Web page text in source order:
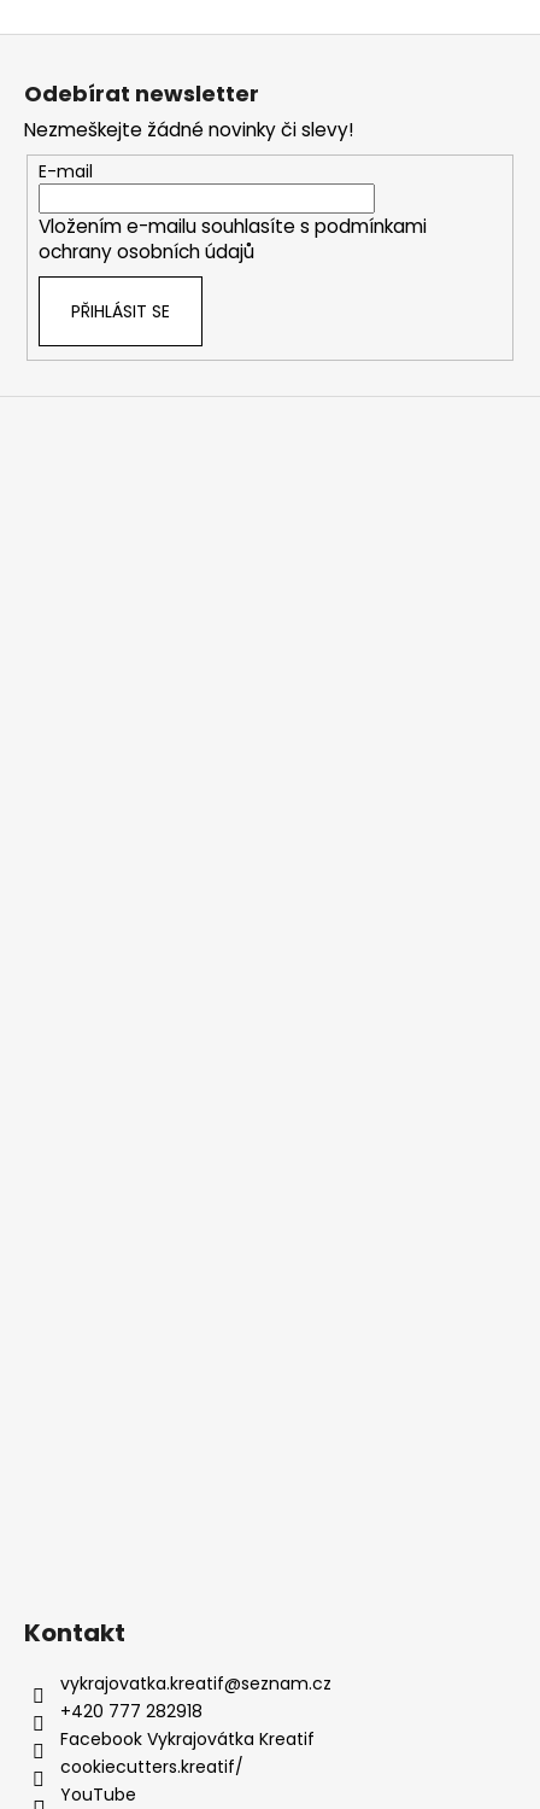
Z
Odebírat newsletter
Nezmeškejte žádné novinky či slevy!
E-mail
Vložením e-mailu souhlasíte s podmínkami
ochrany osobních údajů
PŘIHLÁSIT SE
Kontakt
vykrajovatka.kreatif@seznam.cz
+420 777 282918
Facebook Vykrajovátka Kreatif
cookiecutters.kreatif/
YouTube